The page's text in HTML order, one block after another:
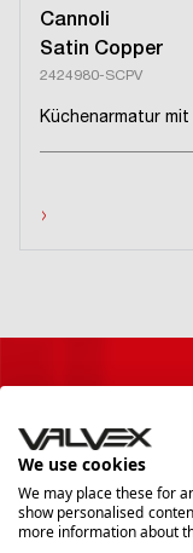
Cannoli
Satin Copper
2424980-SCPV
Küchenarmatur
›
Newsletter
Wenn Sie auf
interessantesten
sich für unseren
We use cookies
We may place these for
show personalised
more information about